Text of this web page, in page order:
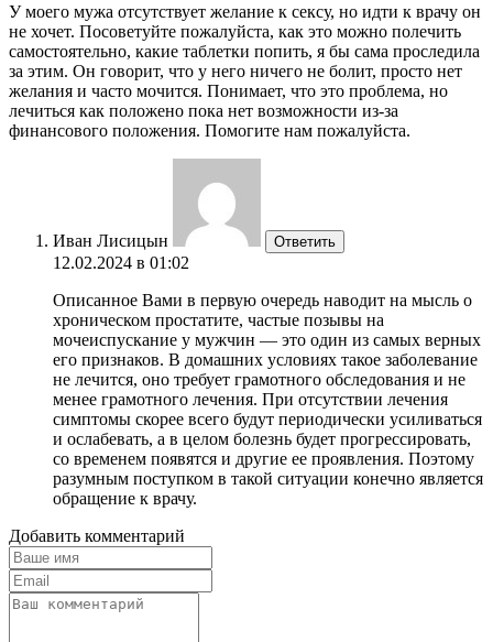
У моего мужа отсутствует желание к сексу, но идти к врачу он
не хочет. Посоветуйте пожалуйста, как это можно полечить
самостоятельно, какие таблетки попить, я бы сама проследила
за этим. Он говорит, что у него ничего не болит, просто нет
желания и часто мочится. Понимает, что это проблема, но
лечиться как положено пока нет возможности из-за
финансового положения. Помогите нам пожалуйста.
Иван Лисицын Ответить
12.02.2024 в 01:02
Описанное Вами в первую очередь наводит на мысль о
хроническом простатите, частые позывы на
мочеиспускание у мужчин — это один из самых верных
его признаков. В домашних условиях такое заболевание
не лечится, оно требует грамотного обследования и не
менее грамотного лечения. При отсутствии лечения
симптомы скорее всего будут периодически усиливаться
и ослабевать, а в целом болезнь будет прогрессировать,
со временем появятся и другие ее проявления. Поэтому
разумным поступком в такой ситуации конечно является
обращение к врачу.
Добавить комментарий